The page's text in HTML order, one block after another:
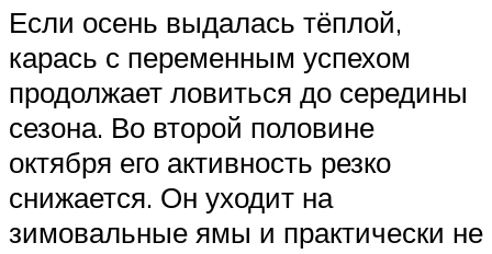
Если осень выдалась тёплой,
карась с переменным успехом
продолжает ловиться до середины
сезона. Во второй половине
октября его активность резко
снижается. Он уходит на
зимовальные ямы и практически не